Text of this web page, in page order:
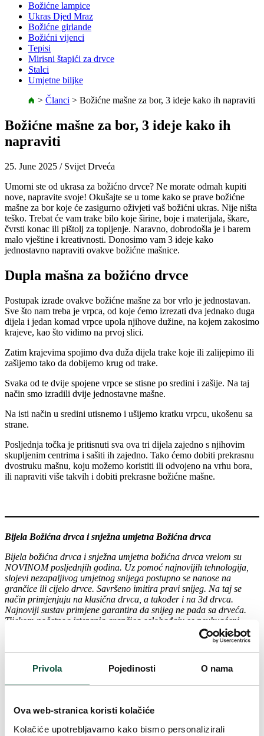
Privola Pojedinosti O nama
Ova web-stranica koristi kolačiće
Kolačiće upotrebljavamo kako bismo personalizirali
Božićne lampice
Ukras Djed Mraz
Božićne girlande
Božićni vijenci
Tepisi
Mirisni štapići za drvce
Stalci
Umjetne biljke
> Članci > Božićne mašne za bor, 3 ideje kako ih napraviti
Božićne mašne za bor, 3 ideje kako ih
napraviti
25. June 2025 / Svijet Drveća
Umorni ste od ukrasa za božićno drvce? Ne morate odmah kupiti
nove, napravite svoje! Okušajte se u tome kako se prave božićne
mašne za bor koje će zasigurno oživjeti vaš božićni ukras. Nije ništa
teško. Trebat će vam trake bilo koje širine, boje i materijala, škare,
čvrsti konac ili pištolj za topljenje. Naravno, dobrodošla je i barem
malo vještine i kreativnosti. Donosimo vam 3 ideje kako
jednostavno napraviti ovakve božićne mašnice.
Dupla mašna za božićno drvce
Postupak izrade ovakve božićne mašne za bor vrlo je jednostavan.
Sve što nam treba je vrpca, od koje ćemo izrezati dva jednako duga
dijela i jedan komad vrpce upola njihove dužine, na kojem zakosimo
krajeve, kao što vidimo na prvoj slici.
Zatim krajevima spojimo dva duža dijela trake koje ili zalijepimo ili
zašijemo tako da dobijemo krug od trake.
Svaka od te dvije spojene vrpce se stisne po sredini i zašije. Na taj
način smo izradili dvije jednostavne mašne.
Na isti način u sredini utisnemo i ušijemo kratku vrpcu, ukošenu sa
strane.
Posljednja točka je pritisnuti sva ova tri dijela zajedno s njihovim
skupljenim centrima i sašiti ih zajedno. Tako ćemo dobiti prekrasnu
dvostruku mašnu, koju možemo koristiti ili odvojeno na vrhu bora,
ili napraviti više takvih i dobiti prekrasne božićne mašne.
Bijela Božićna drvca i snježna umjetna Božićna drvca
Bijela božićna drvca i snježna umjetna božićna drvca vrelom su
NOVINOM posljednjih godina. Uz pomoć najnovijih tehnologija,
slojevi nezapaljivog umjetnog snijega postupno se nanose na
grančice ili cijelo drvce. Savršeno imitira pravi snijeg. Na taj se
način primjenjuju na klasična drvca, a također i na 3d drvca.
Najnoviji sustav primjene garantira da snijeg ne pada sa drveća.
Tijekom početnog istezanja grančica oslobađaju se neuhvaćeni
dijelovi snijega. Zahvaljujući našim drvcima stvorit ćete neopisivu
Sakupljena mašna za božićno drvce